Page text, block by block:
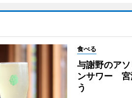
食べる
与謝野のア
ンサワー 宮
う